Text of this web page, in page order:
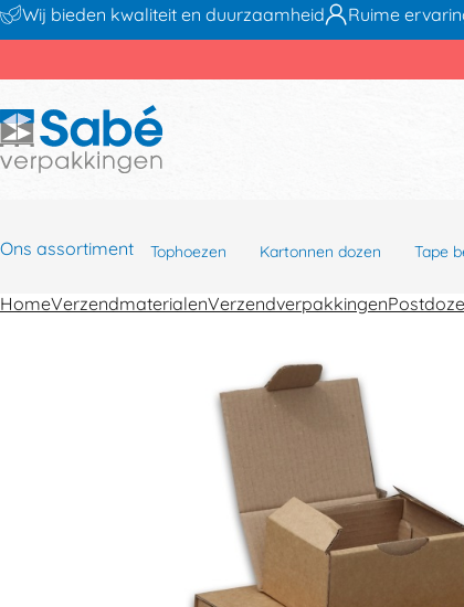
Wij bieden kwaliteit en duurzaamheid Ruime
Ons assortiment Tophoezen Kartonnen dozen Tape
HomeVerzendmaterialenVerzendverpakkingen